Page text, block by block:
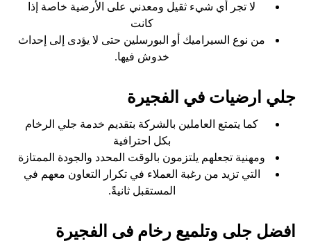
لا تجر أي شيء ثقيل ومعدني على الأرضية خاصة إذا
كانت
من نوع السيراميك أو البورسلين حتى لا يؤدى إلى إحداث
خدوش فيها.
جلي ارضيات في الفجيرة
كما يتمتع العاملين بالشركة بتقديم خدمة جلي الرخام
بكل احترافية
ومهنية تجعلهم يلتزمون بالوقت المحدد والجودة الممتازة
التي تزيد من رغبة العملاء في تكرار التعاون معهم في
المستقبل ثانيةً.
افضل جلى وتلميع رخام فى الفجيرة